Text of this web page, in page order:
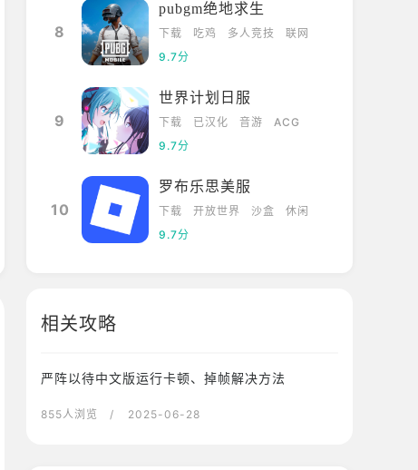
8
pubgm绝地求生
下载 吃鸡 多人竞技
联网
9.7分
9
世界计划日服
下载 已汉化 音游
ACG
9.7分
10
罗布乐思美服
下载 开放世界 沙盒
休闲
9.7分
相关攻略
严阵以待中文版运行卡顿、掉帧解决方法
855人浏览 / 2025-06-28